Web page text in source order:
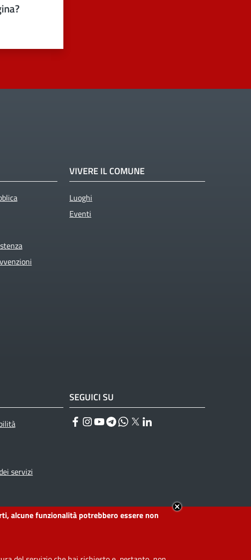
alcune funzionalità potrebbero essere non
VIVERE IL COMUNE
Luoghi
Eventi
servizi
SEGUICI SU
Facebook
Instagram
YouTube
Telegram
WhatsApp
Twitter